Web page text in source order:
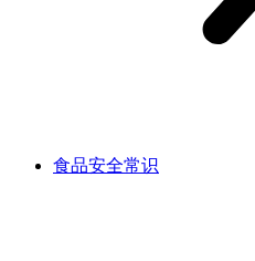
食品安全常识